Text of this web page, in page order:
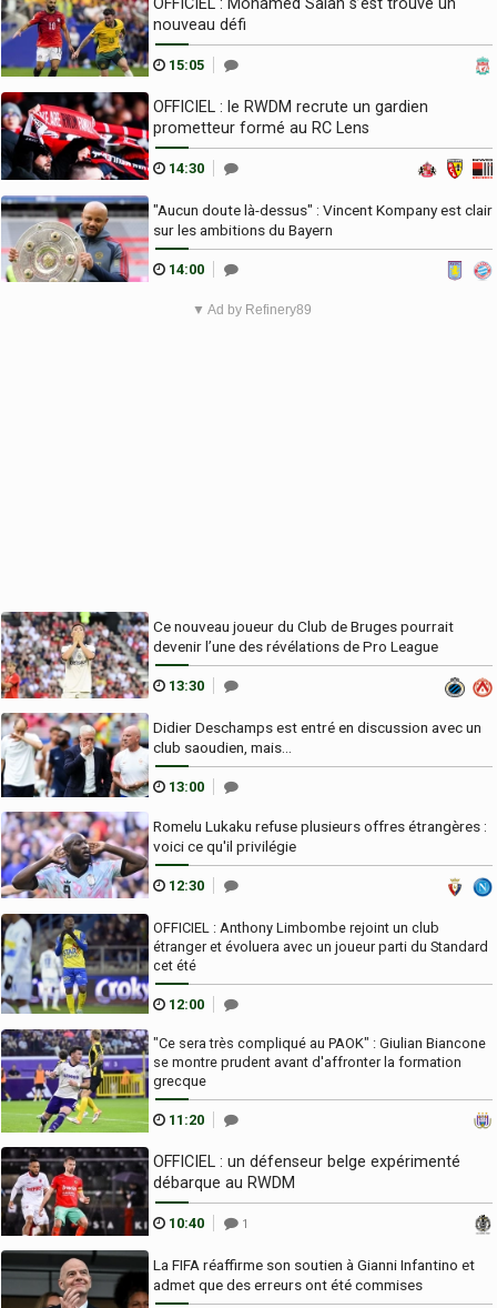
nouveau défi
15:05
OFFICIEL : le RWDM recrute un gardien
prometteur formé au RC Lens
14:30
"Aucun doute là-dessus" : Vincent Kompany est clair
sur les ambitions du Bayern
14:00
▼ Ad by Refinery89
Ce nouveau joueur du Club de Bruges pourrait
devenir l’une des révélations de Pro League
13:30
Didier Deschamps est entré en discussion avec un
club saoudien, mais...
13:00
Romelu Lukaku refuse plusieurs offres étrangères :
voici ce qu'il privilégie
12:30
OFFICIEL : Anthony Limbombe rejoint un club
étranger et évoluera avec un joueur parti du Standard
cet été
12:00
"Ce sera très compliqué au PAOK" : Giulian Biancone
se montre prudent avant d'affronter la formation
grecque
11:20
OFFICIEL : un défenseur belge expérimenté
débarque au RWDM
10:40 1
La FIFA réaffirme son soutien à Gianni Infantino et
admet que des erreurs ont été commises